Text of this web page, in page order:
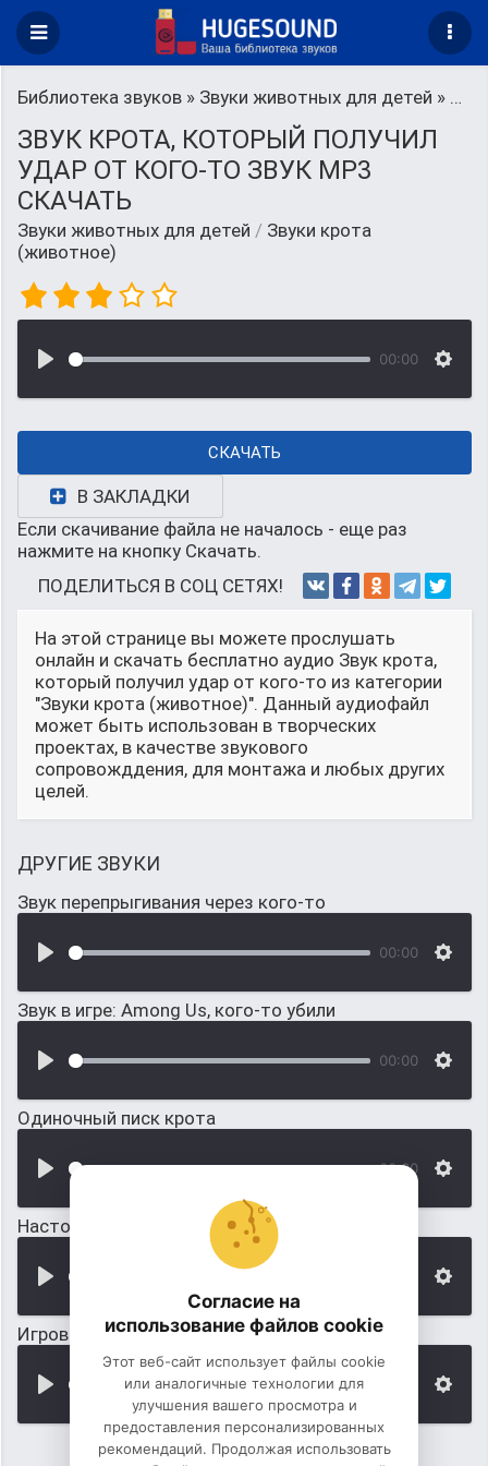
Библиотека звуков » Звуки животных для детей » Звуки крота (животное)
ЗВУК КРОТА, КОТОРЫЙ ПОЛУЧИЛ
УДАР ОТ КОГО-ТО ЗВУК MP3
СКАЧАТЬ
Звуки животных для детей / Звуки крота
(животное)
00:00
СКАЧАТЬ
В ЗАКЛАДКИ
Если скачивание файла не началось - еще раз
нажмите на кнопку Скачать.
ПОДЕЛИТЬСЯ В СОЦ СЕТЯХ!
На этой странице вы можете прослушать
онлайн и скачать бесплатно аудио Звук крота,
который получил удар от кого-то из категории
"Звуки крота (животное)". Данный аудиофайл
может быть использован в творческих
проектах, в качестве звукового
сопровожддения, для монтажа и любых других
целей.
ДРУГИЕ ЗВУКИ
Звук перепрыгивания через кого-то
00:00
Звук в игре: Among Us, кого-то убили
00:00
Одиночный писк крота
00:00
Настоящий голос крота
Игровой звук крота
Согласие на
использование файлов cookie
Этот веб-сайт использует файлы cookie
или аналогичные технологии для
улучшения вашего просмотра и
предоставления персонализированных
рекомендаций. Продолжая использовать